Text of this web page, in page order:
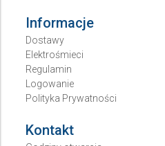
Informacje
Dostawy
Elektrośmieci
Regulamin
Logowanie
Polityka Prywatności
Kontakt